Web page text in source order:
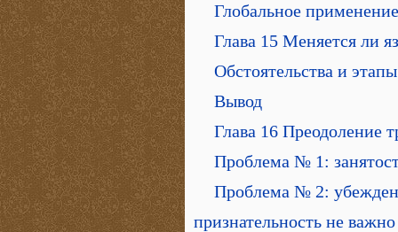
Глобальное применение
Глава 15 Меняется ли
Обстоятельства и
Вывод
Глава 16 Преодоление
Проблема № 1:
Проблема № 2:
признательность не важно